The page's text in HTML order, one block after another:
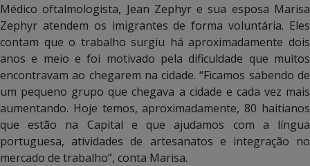
Médico oftalmologista, Jean Zephyr e sua esposa Marisa
Zephyr atendem os imigrantes de forma voluntária. Eles
contam que o trabalho surgiu há aproximadamente dois
anos e meio e foi motivado pela dificuldade que muitos
encontravam ao chegarem na cidade. “Ficamos sabendo de
um pequeno grupo que chegava a cidade e cada vez mais
aumentando. Hoje temos, aproximadamente, 80 haitianos
que estão na Capital e que ajudamos com a língua
portuguesa, atividades de artesanatos e integração no
mercado de trabalho”, conta Marisa.